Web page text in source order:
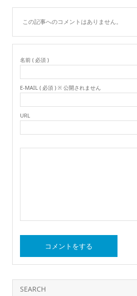
この記事へのコメントはありません。
名前 ( 必須 )
E-MAIL ( 必須 ) ※ 公開されません
URL